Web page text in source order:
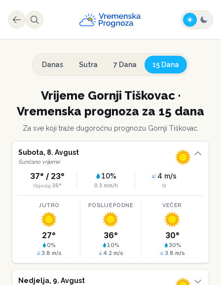
Danas Sutra 7 Dana 15 Dana
Vrijeme Gornji Tiškovac·
Vremenska prognoza za 15 dana
Za sve koji traže dugoročnu prognozu Gornji Tiškovac.
Subota, 8. Avgust
Sunčano vrijeme
37° / 23°
Osjećaj 36°
10%
0.3 mm/h
4 m/s
SI
JUTRO
27°
0%
3.8 m/s
POSLIJEPODNE
36°
10%
4.2 m/s
VEČER
30°
30%
3.8 m/s
Nedjelja, 9. Avgust